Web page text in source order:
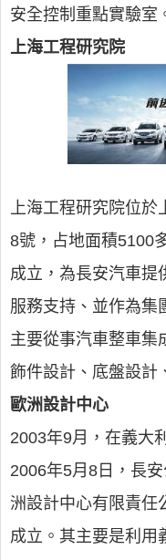
安全控制重點實驗室
上海工程研究院
上海工程研究院位於
8號，占地面積5100
成立，為長安汽車提
服務支持、並作為集
主要從事汽車整車集
飾件設計、底盤設計
歐洲設計中心
2003年9月，在義大
2006年5月8日，長
洲設計中心有限責任
成立。其主要是利用